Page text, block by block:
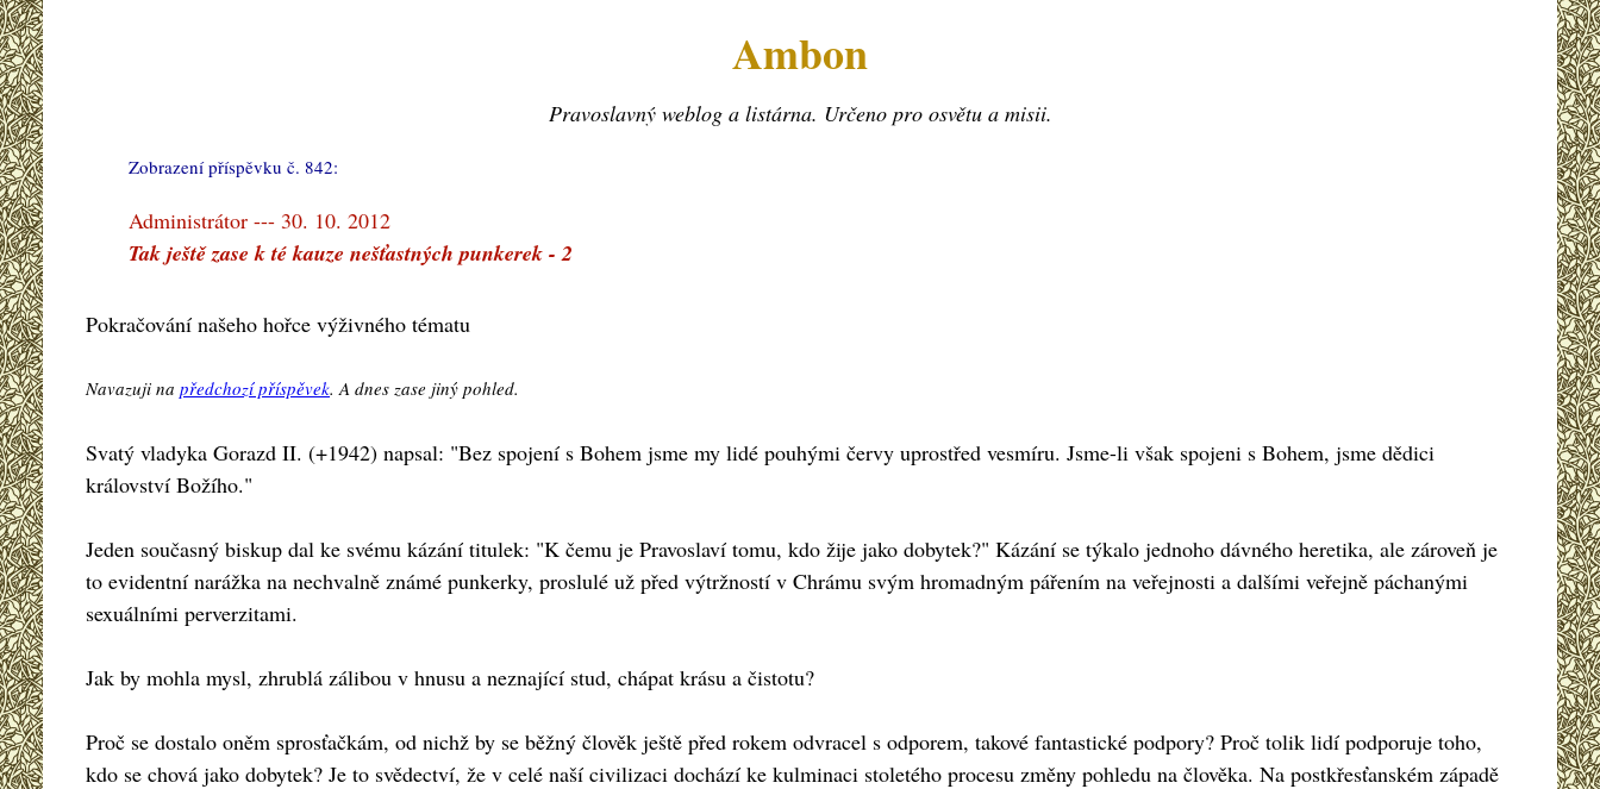
Ambon
Pravoslavný weblog a listárna. Určeno pro osvětu a misii.
Zobrazení příspěvku č. 842:
Administrátor --- 30. 10. 2012
Tak ještě zase k té kauze nešťastných punkerek - 2
Pokračování našeho hořce výživného tématu
Navazuji na předchozí příspěvek. A dnes zase jiný pohled.
Svatý vladyka Gorazd II. (+1942) napsal: "Bez spojení s Bohem jsme my lidé pouhými červy uprostřed vesmíru. Jsme-li však spojeni s Bohem, jsme dědici
království Božího."
Jeden současný biskup dal ke svému kázání titulek: "K čemu je Pravoslaví tomu, kdo žije jako dobytek?" Kázání se týkalo jednoho dávného heretika, ale zároveň je
to evidentní narážka na nechvalně známé punkerky, proslulé už před výtržností v Chrámu svým hromadným pářením na veřejnosti a dalšími veřejně páchanými
sexuálními perverzitami.
Jak by mohla mysl, zhrublá zálibou v hnusu a neznající stud, chápat krásu a čistotu?
Proč se dostalo oněm sprosťačkám, od nichž by se běžný člověk ještě před rokem odvracel s odporem, takové fantastické podpory? Proč tolik lidí podporuje toho,
kdo se chová jako dobytek? Je to svědectví, že v celé naší civilizaci dochází ke kulminaci stoletého procesu změny pohledu na člověka. Na postkřesťanském západě